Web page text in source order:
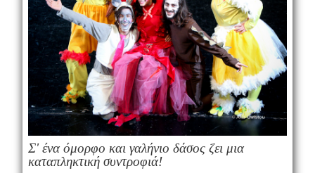
Σ' ένα όμορφο και γαλήνιο δάσος ζει μια
καταπληκτική συντροφιά!